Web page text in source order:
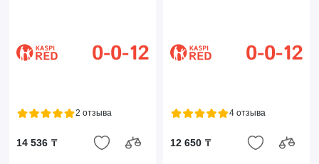
2 отзыва
14 536 ₸
4 отзыва
12 650 ₸